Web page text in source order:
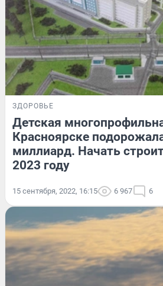
ЗДОРОВЬЕ
Детская
Красноярске
миллиард. Начать
2023 году
15 сентября, 2022, 16:15 6 967 6